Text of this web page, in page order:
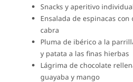
Snacks y aperitivo
Ensalada de espinacas
cabra
Pluma de ibérico a la
y patata a las finas hierbas
Lágrima de chocolate
guayaba y mango